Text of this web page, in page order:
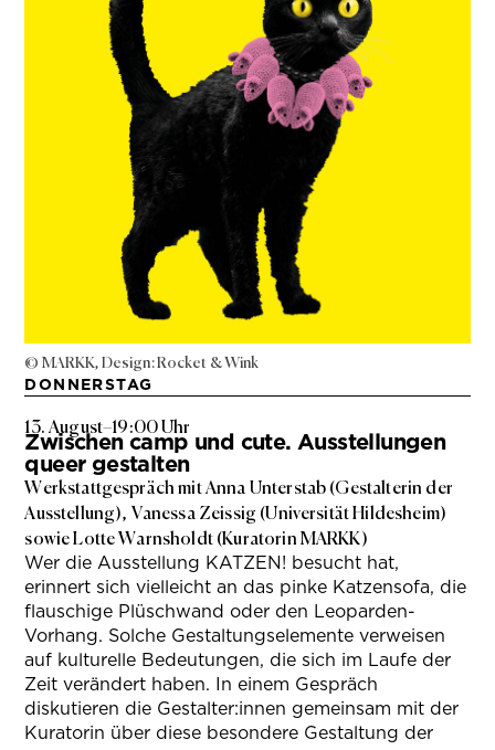
© MARKK, Design: Rocket & Wink
DONNERSTAG
13. August–19:00 Uhr
Zwischen camp und cute. Ausstellungen
queer gestalten
Werkstattgespräch mit Anna Unterstab (Gestalterin der
Ausstellung), Vanessa Zeissig (Universität Hildesheim)
sowie Lotte Warnsholdt (Kuratorin MARKK)
Wer die Ausstellung KATZEN! besucht hat,
erinnert sich vielleicht an das pinke Katzensofa, die
flauschige Plüschwand oder den Leoparden-
Vorhang. Solche Gestaltungselemente verweisen
auf kulturelle Bedeutungen, die sich im Laufe der
Zeit verändert haben. In einem Gespräch
diskutieren die Gestalter:innen gemeinsam mit der
Kuratorin über diese besondere Gestaltung der